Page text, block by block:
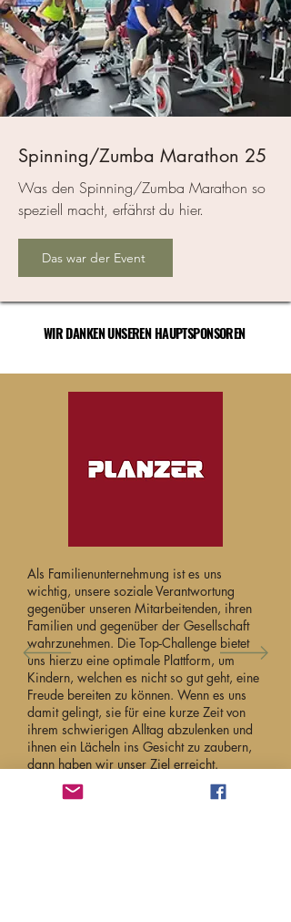
Spinning/Zumba Marathon 25
Was den Spinning/Zumba Marathon so
speziell macht, erfährst du hier.
Das war der Event
WIR DANKEN UNSEREN HAUPTSPONSOREN
WIR DANKEN UNSEREN HAUPTSPONSOREN
Als Familienunternehmung ist es uns
wichtig, unsere soziale Verantwortung
gegenüber unseren Mitarbeitenden, ihren
Familien und gegenüber der Gesellschaft
wahrzunehmen. Die Top-Challenge bietet
uns hierzu eine optimale Plattform, um
Kindern, welchen es nicht so gut geht, eine
Freude bereiten zu können. Wenn es uns
damit gelingt, sie für eine kurze Zeit von
ihrem schwierigen Alltag abzulenken und
ihnen ein Lächeln ins Gesicht zu zaubern,
dann haben wir unser Ziel erreicht.
Marco Haller, Filialleiter, Planzer Transport